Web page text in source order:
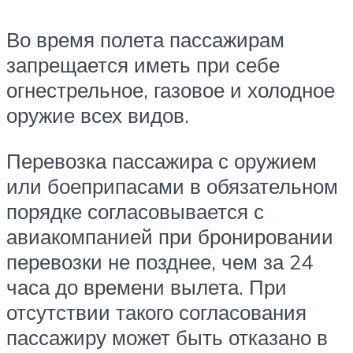
Во время полета пассажирам
запрещается иметь при себе
огнестрельное, газовое и холодное
оружие всех видов.
Перевозка пассажира с оружием
или боеприпасами в обязательном
порядке согласовывается с
авиакомпанией при бронировании
перевозки не позднее, чем за 24
часа до времени вылета. При
отсутствии такого согласования
пассажиру может быть отказано в